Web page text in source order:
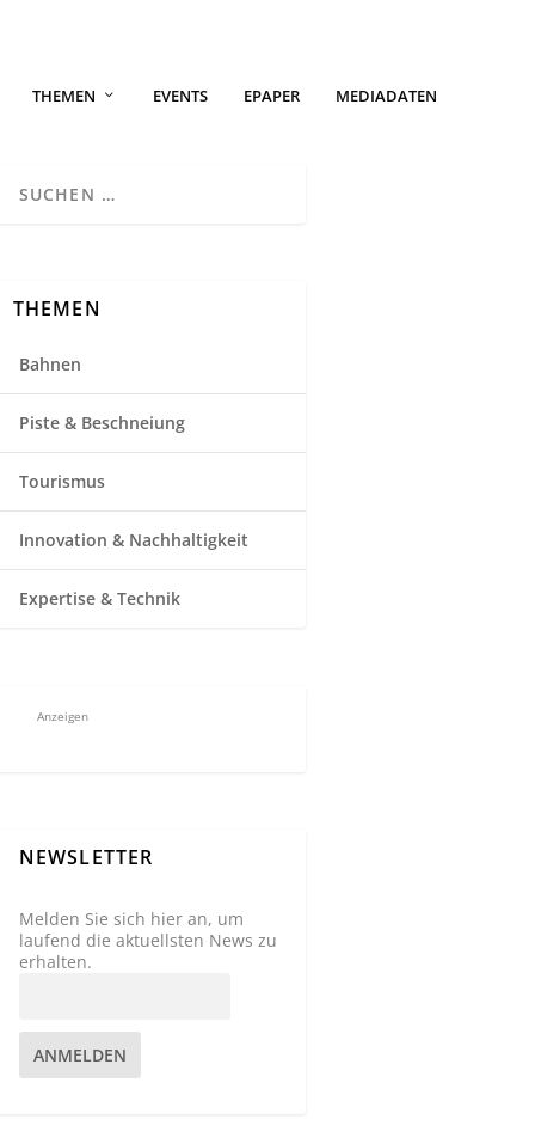
THEMEN EVENTS EPAPER MEDIADATEN
THEMEN
Bahnen
Piste & Beschneiung
Tourismus
Innovation & Nachhaltigkeit
Expertise & Technik
Anzeigen
NEWSLETTER
Melden Sie sich hier an, um
laufend die aktuellsten News zu
erhalten.
ANMELDEN